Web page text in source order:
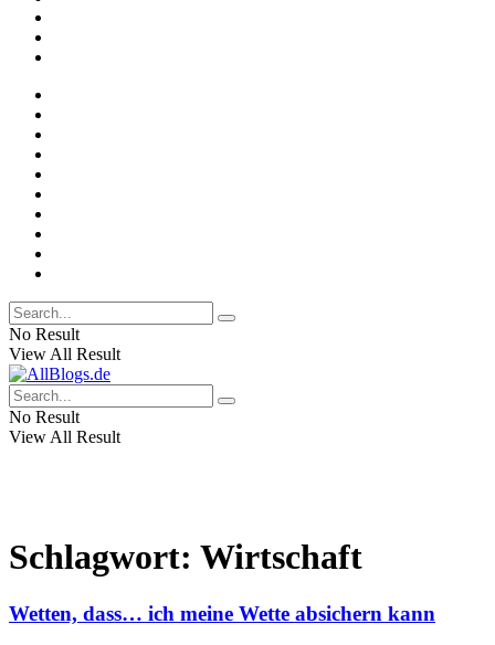
No Result
View All Result
No Result
View All Result
Schlagwort: Wirtschaft
Wetten, dass… ich meine Wette absichern kann